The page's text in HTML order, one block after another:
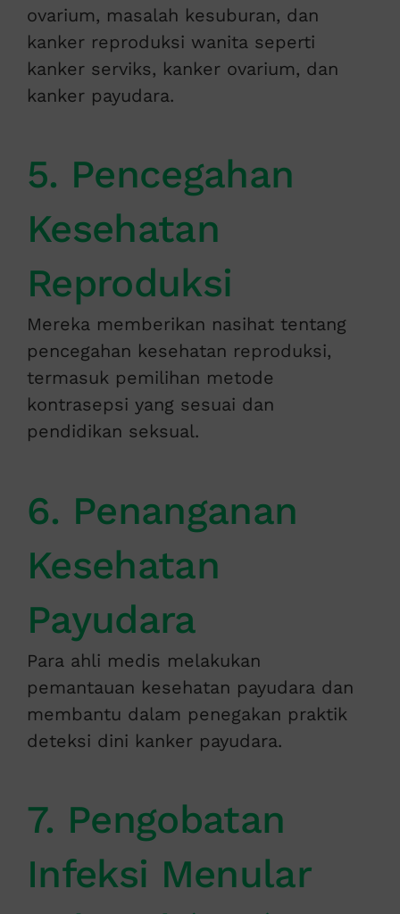
ovarium, masalah kesuburan, dan
kanker reproduksi wanita seperti
kanker serviks, kanker ovarium, dan
kanker payudara.
5. Pencegahan
Kesehatan
Reproduksi
Mereka memberikan nasihat tentang
pencegahan kesehatan reproduksi,
termasuk pemilihan metode
kontrasepsi yang sesuai dan
pendidikan seksual.
6. Penanganan
Kesehatan
Payudara
Para ahli medis melakukan
pemantauan kesehatan payudara dan
membantu dalam penegakan praktik
deteksi dini kanker payudara.
7. Pengobatan
Infeksi Menular